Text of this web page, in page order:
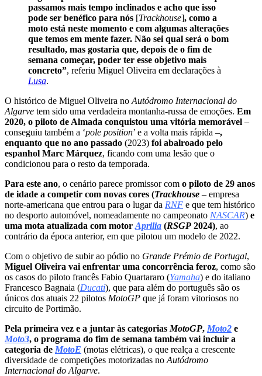
passamos mais tempo inclinados e acho que isso
pode ser benéfico para nós [Trackhouse], como a
moto está neste momento e com algumas alterações
que temos em mente fazer. Não sei qual será o bom
resultado, mas gostaria que, depois de o fim de
semana começar, poder ter esse objetivo mais
concreto”, referiu Miguel Oliveira em declarações à
Lusa.
O histórico de Miguel Oliveira no Autódromo Internacional do
Algarve tem sido uma verdadeira montanha-russa de emoções. Em
2020, o piloto de Almada conquistou uma vitória memorável –
conseguiu também a ‘pole position’ e a volta mais rápida –,
enquanto que no ano passado (2023) foi abalroado pelo
espanhol Marc Márquez, ficando com uma lesão que o
condicionou para o resto da temporada.
Para este ano, o cenário parece promissor com o piloto de 29 anos
de idade a competir com novas cores (Trackhouse – empresa
norte-americana que entrou para o lugar da RNF e que tem histórico
no desporto automóvel, nomeadamente no campeonato NASCAR) e
uma mota atualizada com motor Aprilia (RSGP 2024), ao
contrário da época anterior, em que pilotou um modelo de 2022.
Com o objetivo de subir ao pódio no Grande Prémio de Portugal,
Miguel Oliveira vai enfrentar uma concorrência feroz, como são
os casos do piloto francês Fabio Quartararo (Yamaha) e do italiano
Francesco Bagnaia (Ducati), que para além do português são os
únicos dos atuais 22 pilotos MotoGP que já foram vitoriosos no
circuito de Portimão.
Pela primeira vez e a juntar às categorias MotoGP, Moto2 e
Moto3, o programa do fim de semana também vai incluir a
categoria de MotoE (motas elétricas), o que realça a crescente
diversidade de competições motorizadas no Autódromo
Internacional do Algarve.